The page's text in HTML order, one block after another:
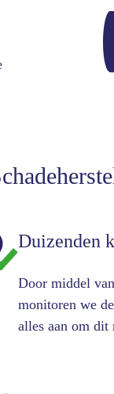
Duizenden
Door middel
monitoren we
alles aan om dit